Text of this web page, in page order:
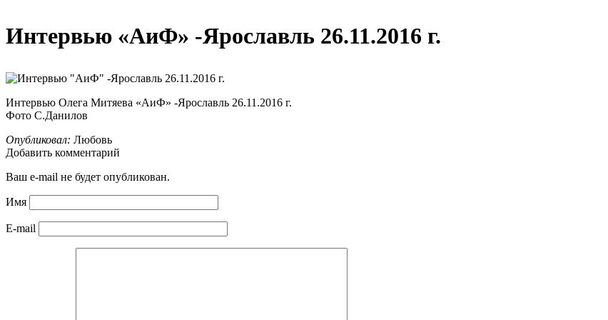
Интервью «АиФ» -Ярославль 26.11.2016 г.
Интервью Олега Митяева «АиФ» -Ярославль 26.11.2016 г.
Фото С.Данилов
Опубликовал: Любовь
Добавить комментарий
Ваш e-mail не будет опубликован.
Имя
E-mail